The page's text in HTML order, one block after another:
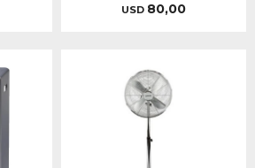
USD 80,00